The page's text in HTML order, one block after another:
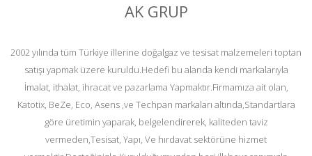
AK GRUP
2002 yılında tüm Türkiye illerine doğalgaz ve tesisat malzemeleri toptan
satışı yapmak üzere kuruldu.Hedefi bu alanda kendi markalarıyla
İmalat, ithalat, ihracat ve pazarlama Yapmaktır.Firmamıza ait olan,
Katotix, BeZe, Eco, Asens ,ve Techpan markaları altında,Standartlara
göre üretimin yaparak, belgelendirerek, kaliteden taviz
vermeden,Tesisat, Yapı, Ve hırdavat sektörüne hizmet